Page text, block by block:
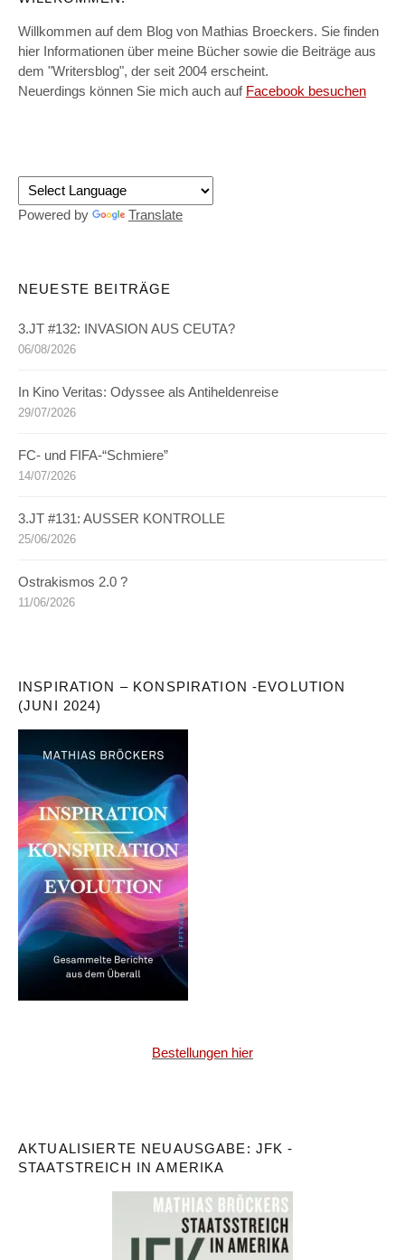
Willkommen auf dem Blog von Mathias Broeckers. Sie finden
hier Informationen über meine Bücher sowie die Beiträge aus
dem "Writersblog", der seit 2004 erscheint.
Neuerdings können Sie mich auch auf Facebook besuchen
Powered by Translate
NEUESTE BEITRÄGE
3.JT #132: INVASION AUS CEUTA?
06/08/2026
In Kino Veritas: Odyssee als Antiheldenreise
29/07/2026
FC- und FIFA-“Schmiere”
14/07/2026
3.JT #131: AUSSER KONTROLLE
25/06/2026
Ostrakismos 2.0 ?
11/06/2026
INSPIRATION – KONSPIRATION -EVOLUTION
(JUNI 2024)
Bestellungen hier
AKTUALISIERTE NEUAUSGABE: JFK -
STAATSTREICH IN AMERIKA